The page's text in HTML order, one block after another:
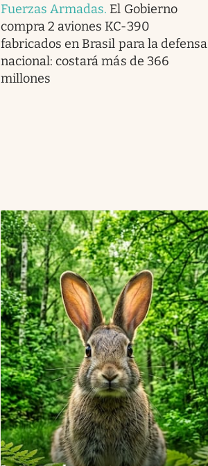
Fuerzas Armadas. El Gobierno
compra 2 aviones KC-390
fabricados en Brasil para la defensa
nacional: costará más de 366
millones